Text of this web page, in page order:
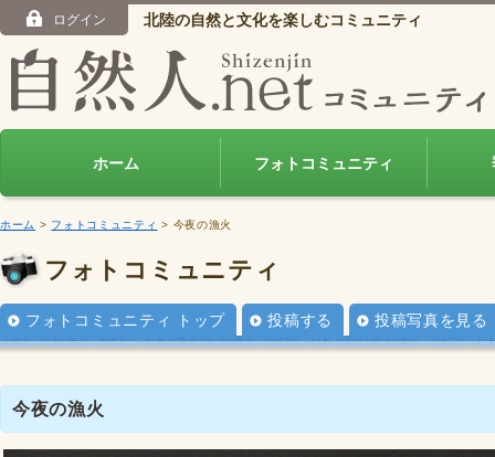
ログイン 北陸の自然と文化を楽しむコミュニティ
ホーム フォトコミュニティ
ホーム > フォトコミュニティ > 今夜の漁火
フォトコミュニティ
フォトコミュニティ トップ 投稿する 投稿写真を見る
今夜の漁火